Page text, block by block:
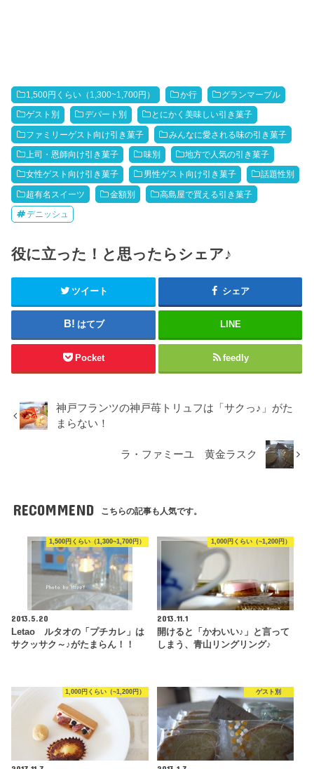
1,500円くらい（1,300~1,700円） か行 グランマーブル
ゲスト別 デパート別 とにかく美味しい引き菓子
ファミリーゲスト向け引き菓子 みんなに愛される味の引き菓子
上司・恩師向け引き菓子 味別 地方で人気の引き菓子
女性ゲスト向け引き菓子 男性ゲスト向け引き菓子 話題性別
超有名スイーツ 金額別 高島屋で買える引き菓子
デニッシュ
役に立った！と思ったらシェア♪
ツイート シェア
はてブ LINE
Pocket feedly
神戸フランツの神戸苺トリュフは「サクっ♪」がた
まらない！
ラ・ファミーユ 黄金ラスク
RECOMMEND こちらの記事も人気です。
1,500円くらい（1,300~1,700円）
2013.5.20
Letao ルタオの「プチカレ」は
サクッサク～♪がたまらん！！
1,000円くらい（~1,200円）
2013.11.1
開けると「かわいい♪」と言って
しまう、青山リングリング♪
1,000円くらい（~1,200円） ゲスト別